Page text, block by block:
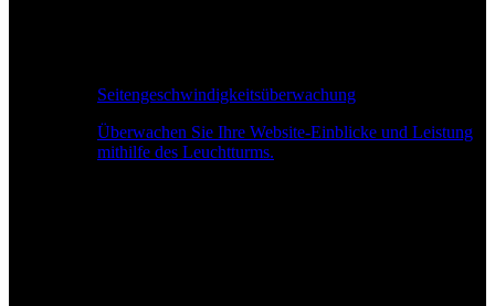
Seitengeschwindigkeitsüberwachung
Überwachen Sie Ihre Website-Einblicke und Leistung
mithilfe des Leuchtturms.